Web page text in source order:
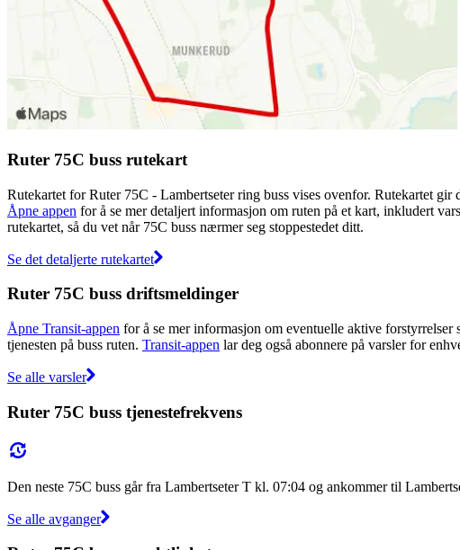
Ruter 75C buss rutekart
Rutekartet for Ruter 75C - Lambertseter ring buss vises ovenfor. Rutekartet
Åpne appen for å se mer detaljert informasjon om ruten på et kart, inkludert
rutekartet, så du vet når 75C buss nærmer seg stoppestedet ditt.
Se det detaljerte rutekartet
Ruter 75C buss driftsmeldinger
Åpne Transit-appen for å se mer informasjon om eventuelle aktive
tjenesten på buss ruten. Transit-appen lar deg også abonnere på varsler for
Se alle varsler
Ruter 75C buss tjenestefrekvens
Den neste 75C buss går fra Lambertseter T kl. 07:04 og ankommer til
Se alle avganger